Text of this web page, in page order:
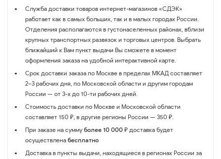
Служба доставки товаров интернет-магазинов «СДЭК»
работает как в самых больших, так и в малых городах России.
Отделения располагаются в густонаселенных районах, вблизи
крупных транспортных развязок и торговых центров. Выбрать
ближайший к Вам пункт выдачи Вы сможете в момент
оформления заказа на удобной интерактивной карте.
Срок доставки заказа по Москве в пределах МКАД составляет
2–3 рабочих дня, по Московской области и другим городам
России — от 3-х до 10-ти рабочих дней.
Стоимость доставки по Москве и Московской области
составляет 150 ₽, в другие регионы России — 350 ₽.
При заказе на сумму более 10 000 ₽ доставка будет
осуществлена бесплатно
Доставка в пункты выдачи, находящиеся в регионах России за